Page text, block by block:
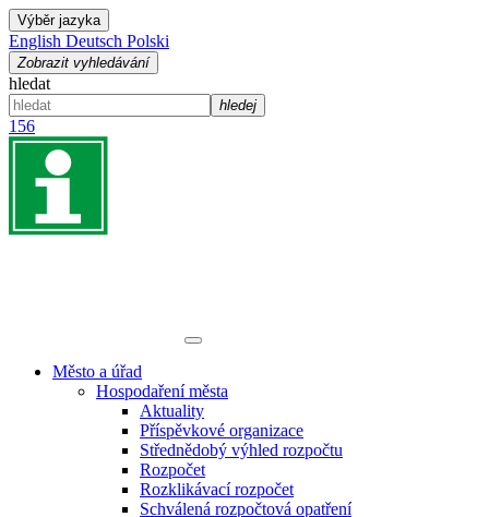
Výběr jazyka
English Deutsch Polski
Zobrazit vyhledávání
hledat
hledej
156
Město a úřad
Hospodaření města
Aktuality
Příspěvkové organizace
Střednědobý výhled rozpočtu
Rozpočet
Rozklikávací rozpočet
Schválená rozpočtová opatření